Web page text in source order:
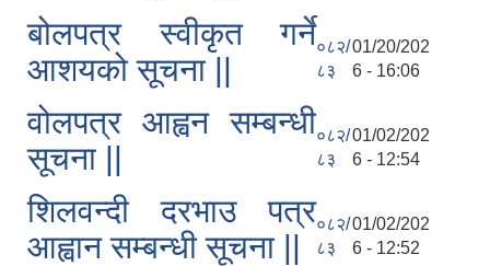
बोलपत्र स्वीकृत गर्ने
आशयको सूचना ||
०८२/
८३
01/20/202
6 - 16:06
वोलपत्र आह्वन सम्बन्धी
सूचना ||
०८२/
८३
01/02/202
6 - 12:54
शिलवन्दी दरभाउ पत्र
आह्वान सम्बन्धी सूचना ||
०८२/
८३
01/02/202
6 - 12:52